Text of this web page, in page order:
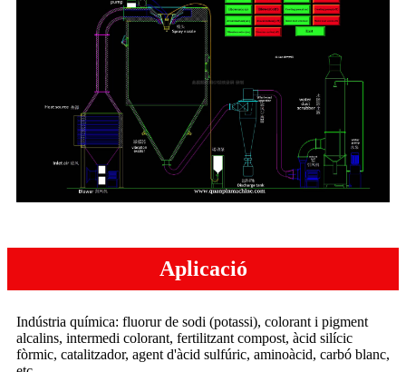
Aplicació
Indústria química: fluorur de sodi (potassi), colorant i pigment
alcalins, intermedi colorant, fertilitzant compost, àcid silícic
fòrmic, catalitzador, agent d'àcid sulfúric, aminoàcid, carbó blanc,